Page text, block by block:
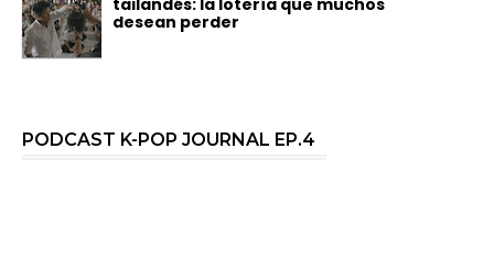
desean perder
PODCAST K-POP JOURNAL EP.4